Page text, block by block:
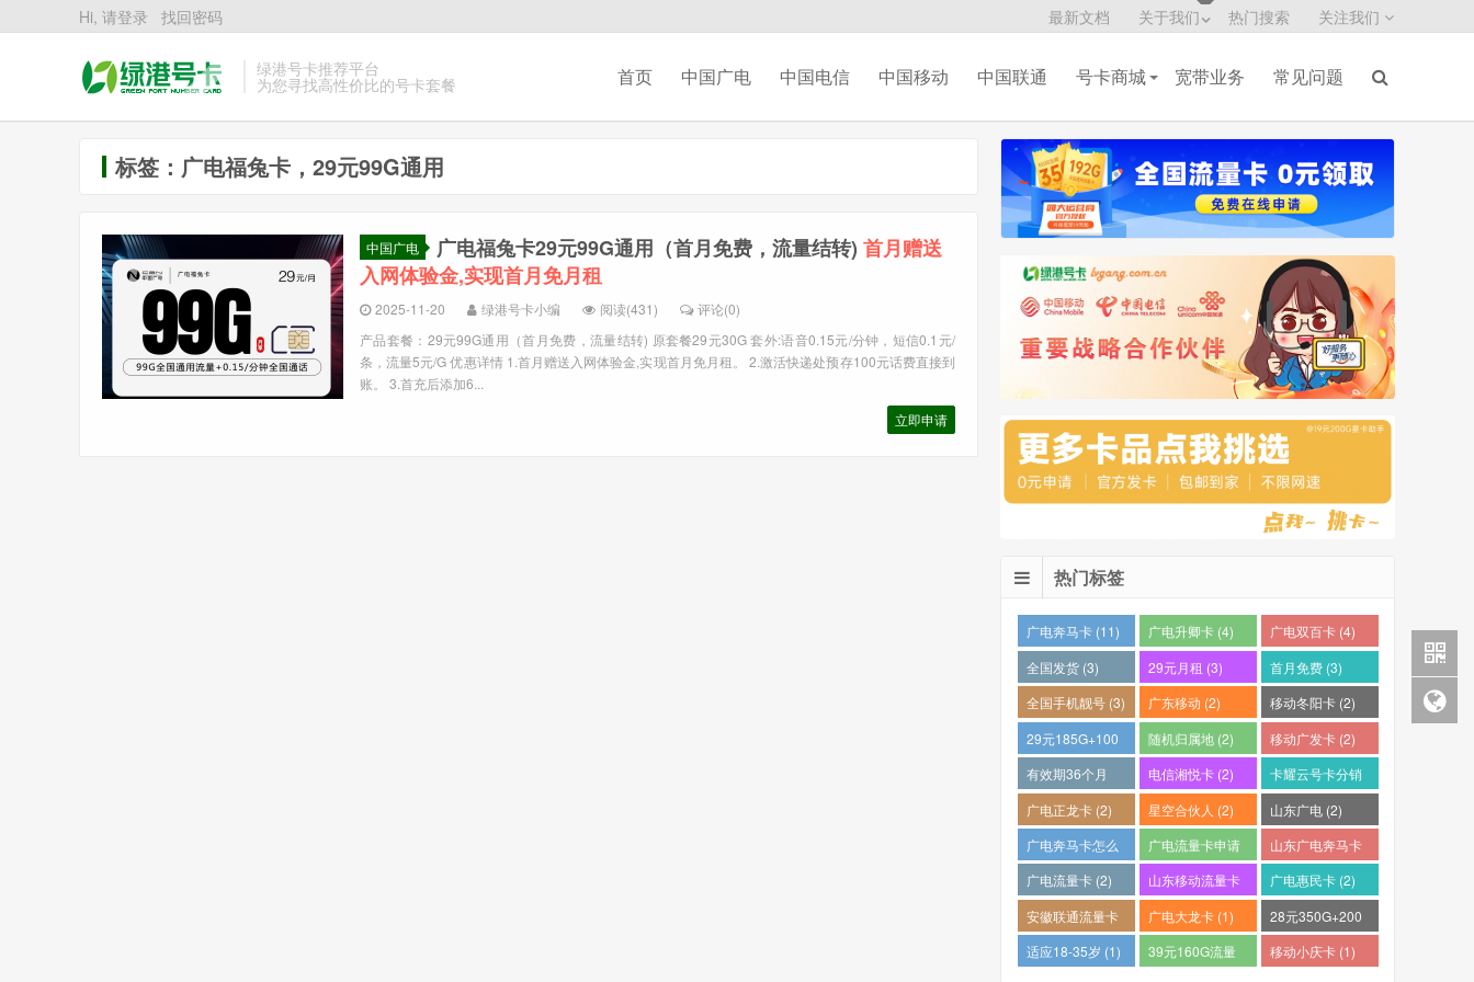
最新文档 关于我们 热门搜索 关注我们
Hi, 请登录 找回密码
绿港号卡推荐平台
为您寻找高性价比的号卡套餐 首页 中国广电 中国电信 中国移动 中国联通 号卡商城 宽带业务 常见问题
标签：广电福兔卡，29元99G通用
中国广电 广电福兔卡29元99G通用（首月免费，流量结转) 首月赠送
入网体验金,实现首月免月租
2025-11-20 绿港号卡小编 阅读(431)
评论(0)
产品套餐：29元99G通用（首月免费，流量结转) 原套餐29元30G 套外:语音0.15元/分钟，短信0.1元/
条，流量5元/G 优惠详情 1.首月赠送入网体验金,实现首月免月租。 2.激活快递处预存100元话费直接到
账。 3.首充后添加6...
立即申请
热门标签
广电奔马卡 (11) 广电升卿卡 (4)
广电双百卡 (4)
全国发货 (3)
29元月租 (3)
首月免费 (3)
全国手机靓号 (3)
广东移动 (2)
移动冬阳卡 (2)
29元185G+100
分钟 (2)
随机归属地 (2)
移动广发卡 (2)
有效期36个月
(2)
电信湘悦卡 (2)
卡耀云号卡分销
平台 (2)
广电正龙卡 (2) 星空合伙人 (2)
山东广电 (2)
广电奔马卡怎么
样？ (2)
广电流量卡申请
(2)
山东广电奔马卡
(2)
广电流量卡 (2)
山东移动流量卡
(2)
广电惠民卡 (2)
安徽联通流量卡
(2)
广电大龙卡 (1)
28元350G+200
分钟 (1)
适应18-35岁 (1)
39元160G流量
移动小庆卡 (1)